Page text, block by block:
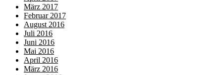
März 2017
Februar 2017
August 2016
Juli 2016
Juni 2016
Mai 2016
April 2016
März 2016